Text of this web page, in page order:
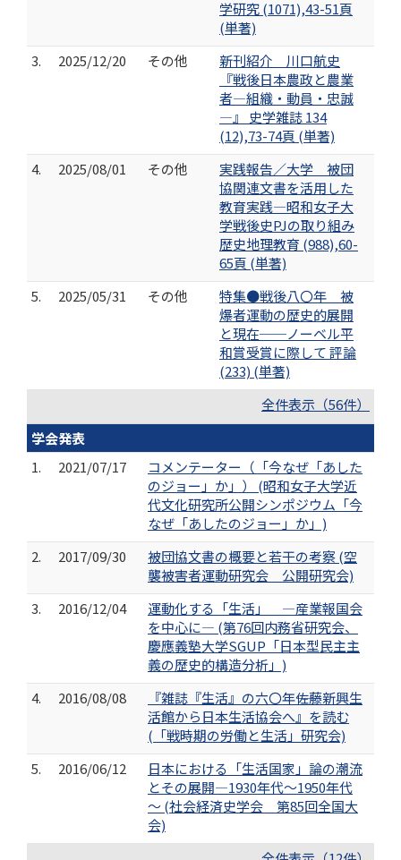
学研究 (1071),43-51頁
(単著)
3.
2025/12/20 その他
新刊紹介 川口航史
『戦後日本農政と農業
者―組織・動員・忠誠
―』 史学雑誌 134
(12),73-74頁 (単著)
4.
2025/08/01 その他
実践報告／大学 被団
協関連文書を活用した
教育実践―昭和女子大
学戦後史PJの取り組み
歴史地理教育 (988),60-
65頁 (単著)
5.
2025/05/31 その他
特集●戦後八〇年 被
爆者運動の歴史的展開
と現在──ノーベル平
和賞受賞に際して 評論
(233) (単著)
全件表示（56件）
学会発表
1.
2021/07/17
コメンテーター（「今なぜ「あした
のジョー」か」） (昭和女子大学近
代文化研究所公開シンポジウム「今
なぜ「あしたのジョー」か」)
2.
2017/09/30
被団協文書の概要と若干の考察 (空
襲被害者運動研究会 公開研究会)
3.
2016/12/04
運動化する「生活」 ―産業報国会
を中心に― (第76回内務省研究会、
慶應義塾大学SGUP「日本型民主主
義の歴史的構造分析」)
4.
2016/08/08
『雑誌『生活』の六〇年――佐藤新興生
活館から日本生活協会へ』を読む
(「戦時期の労働と生活」研究会)
5.
2016/06/12
日本における「生活国家」論の潮流
とその展開―1930年代～1950年代
～ (社会経済史学会 第85回全国大
会)